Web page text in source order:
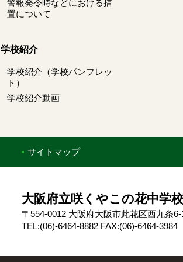
警報発令時などにおける措
置について
学校紹介
学校紹介（学校パンフレッ
ト）
学校紹介動画
サイトマップ
大阪府立咲くやこの花中学校
〒554-0012 大阪府大阪市此花区西九条6-
TEL:(06)-6464-8882 FAX:(06)-6464-3984